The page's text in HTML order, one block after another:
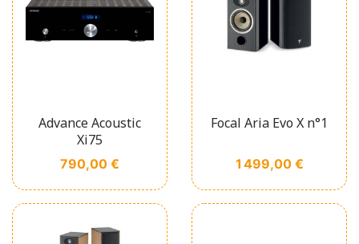
Advance Acoustic
Xi75
Prix
790,00 €
Focal Aria Evo X n°1
Prix
1 499,00 €